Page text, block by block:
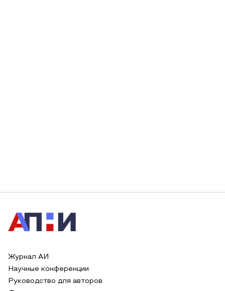
Журнал АИ
Научные конференции
Руководство для авторов